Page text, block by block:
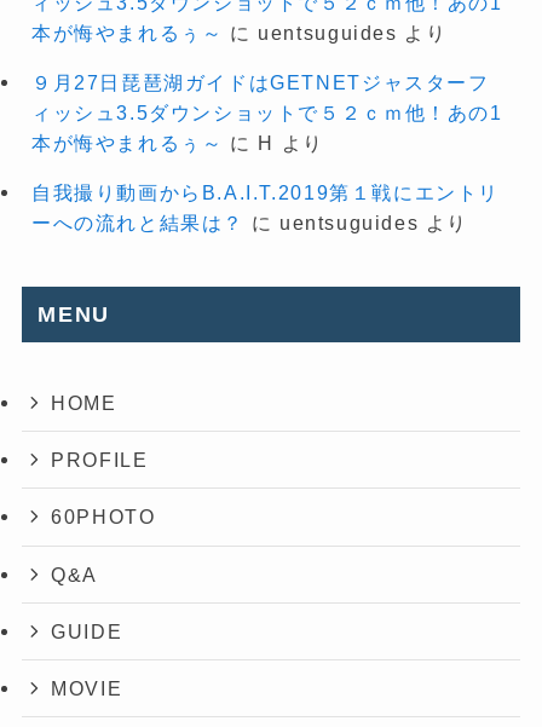
本が悔やまれるぅ～
に uentsuguides より
９月27日琵琶湖ガイドはGETNETジャスターフ
ィッシュ3.5ダウンショットで５２ｃｍ他！あの1
本が悔やまれるぅ～
に H より
自我撮り動画からB.A.I.T.2019第１戦にエントリ
ーへの流れと結果は？
に uentsuguides より
MENU
HOME
PROFILE
60PHOTO
Q&A
GUIDE
MOVIE